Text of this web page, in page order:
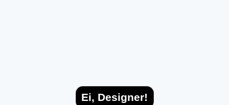
Ei, Designer!